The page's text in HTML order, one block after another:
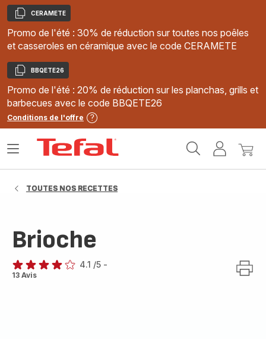
Copier
CERAMETE
Promo de l'été : 30% de réduction sur toutes nos poêles
et casseroles en céramique avec le code CERAMETE
Copier
BBQETE26
Promo de l'été : 20% de réduction sur les planchas, grills et
barbecues avec le code BBQETE26
Conditions de l'offre
MonMon
Ouvrir
TOUTES NOS RECETTES
Brioche
ratings.4.1
4.1 /5 -
13 Avis